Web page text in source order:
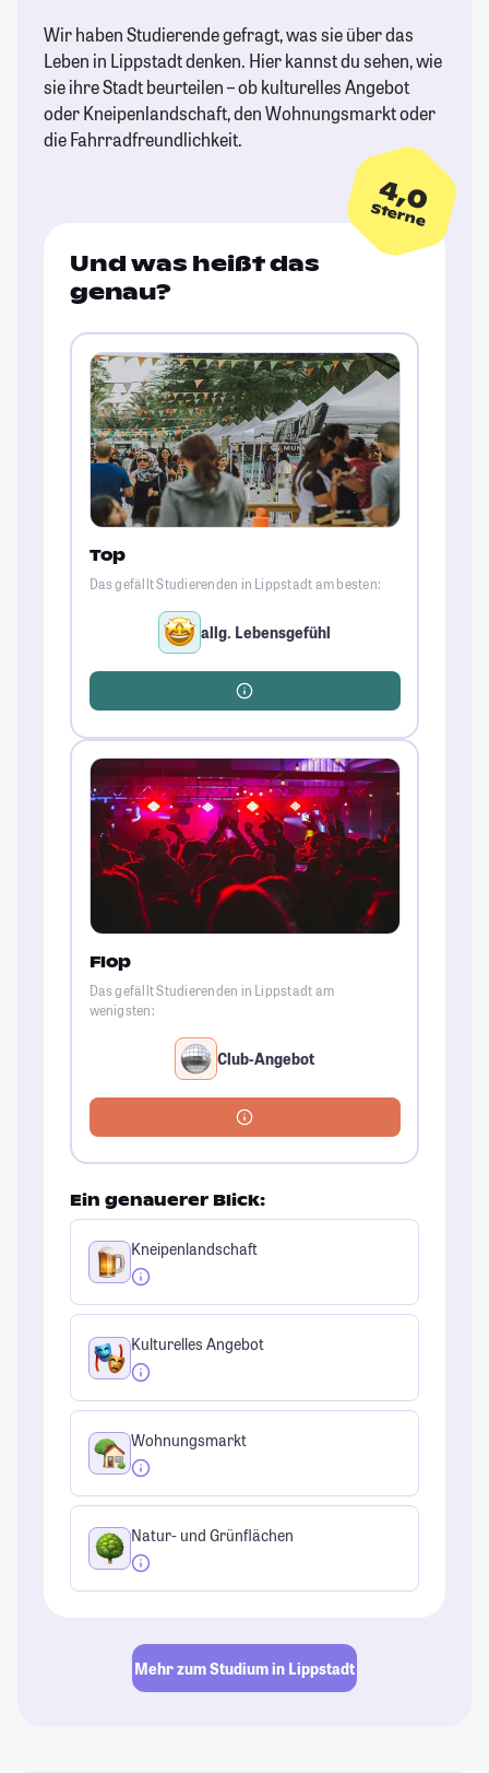
Wir haben Studierende gefragt, was sie über das
Leben in Lippstadt denken. Hier kannst du sehen, wie
sie ihre Stadt beurteilen – ob kulturelles Angebot
oder Kneipenlandschaft, den Wohnungsmarkt oder
die Fahrradfreundlichkeit.
4,0
Sterne
Und was heißt das
genau?
Top
Das gefällt Studierenden in Lippstadt am besten:
allg. Lebensgefühl
Flop
Das gefällt Studierenden in Lippstadt am
wenigsten:
Club-Angebot
Ein genauerer Blick:
Kneipenlandschaft
Kulturelles Angebot
Wohnungsmarkt
Natur- und Grünflächen
Mehr zum Studium in Lippstadt